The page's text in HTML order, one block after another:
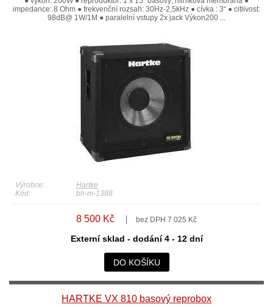
impedance: 8 Ohm ● frekvenční rozsah: 30Hz-2,5kHz ● cívka : 3“ ● citlivost:
98dB@ 1W/1M ● paralelní vstupy 2x jack Výkon200 ...
Výrobce:
Hartke
Kód:
bh-m-1388
8 500 Kč bez DPH 7 025 Kč
Externí sklad - dodání 4 - 12 dní
DO KOŠÍKU
HARTKE VX 810 basový reprobox